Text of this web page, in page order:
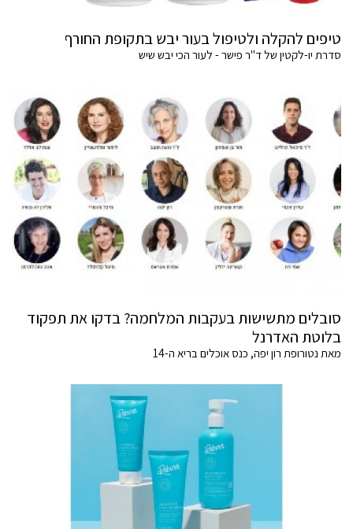
טיפים להקלה ולטיפול בעור יבש בתקופת החורף
סדרת יו-לקטין של ד"ר פישר - לעור הכי יבש שיש
סובלים מתשישות בעקבות המלחמה? בדקו את תפקוד
בלוטת האדרנל
מאת נטורופת רון יפה, כנס אוכלים בריא ה-14